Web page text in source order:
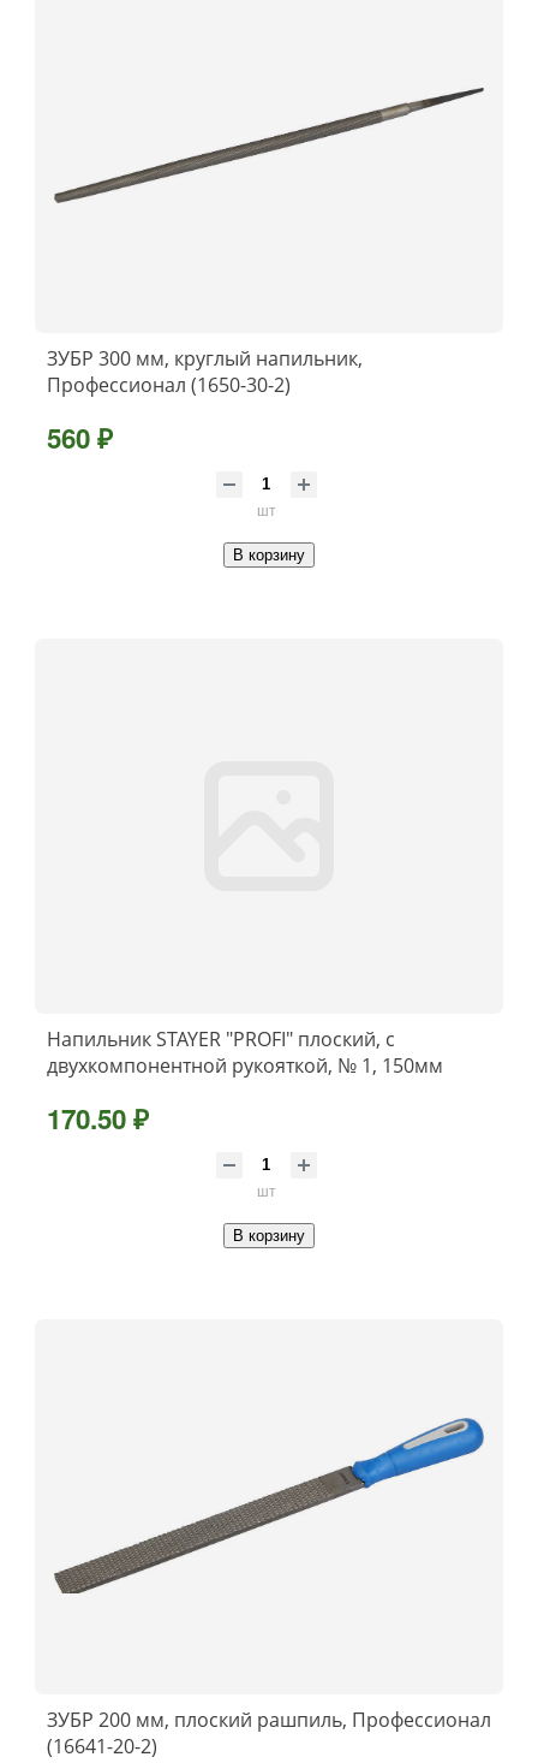
ЗУБР 300 мм, круглый напильник,
Профессионал (1650-30-2)
560 ₽
шт
В корзину
Напильник STAYER ″PROFI″ плоский, с
двухкомпонентной рукояткой, № 1, 150мм
170.50 ₽
шт
В корзину
ЗУБР 200 мм, плоский рашпиль, Профессионал
(16641-20-2)